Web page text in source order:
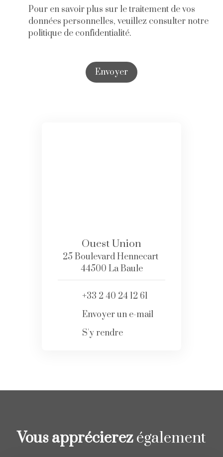
Pour en savoir plus sur le traitement de vos
données personnelles, veuillez consulter notre
politique de confidentialité.
Envoyer
Ouest Union
25 Boulevard Hennecart
44500 La Baule
+33 2 40 24 12 61
Envoyer un e-mail
S'y rendre
Vous apprécierezégalement